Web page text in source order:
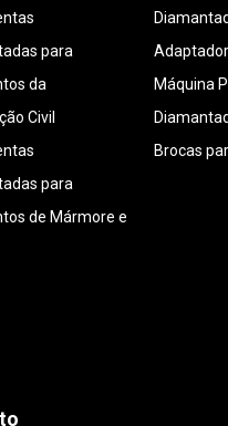
para
da
Civil
para
de Mármore e
Máquina
Brocas